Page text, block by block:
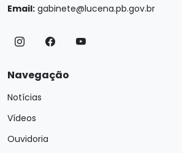
Email: gabinete@lucena.pb.gov.br
Navegação
Notícias
Vídeos
Ouvidoria